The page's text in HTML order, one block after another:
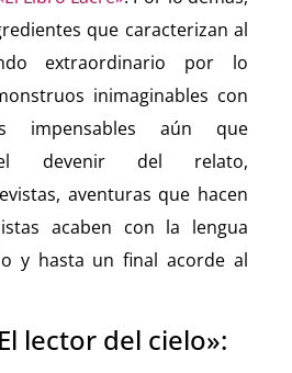
que caracterizan al
extraordinario por lo
inimaginables con
impensables aún que
el devenir del relato,
aventuras que hacen
acaben con la lengua
y hasta un final acorde al
lector del cielo»: